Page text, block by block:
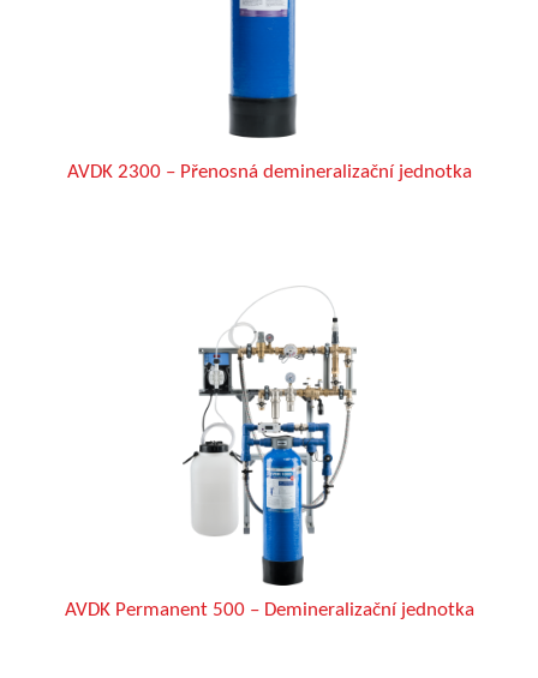
AVDK 2300 – Přenosná demineralizační jednotka
AVDK Permanent 500 – Demineralizační jednotka